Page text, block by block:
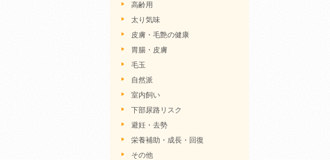
高齢用
太り気味
皮膚・毛艶の健康
胃腸・皮膚
毛玉
自然派
室内飼い
下部尿路リスク
避妊・去勢
栄養補助・成長・回復
その他